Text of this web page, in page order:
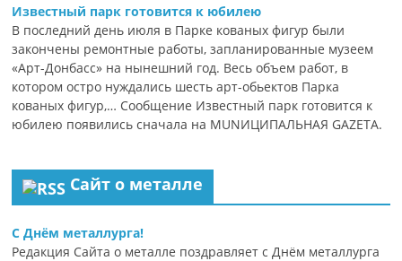
Известный парк готовится к юбилею
В последний день июля в Парке кованых фигур были
закончены ремонтные работы, запланированные музеем
«Арт-Донбасс» на нынешний год. Весь объем работ, в
котором остро нуждались шесть арт-обьектов Парка
кованых фигур,… Сообщение Известный парк готовится к
юбилею появились сначала на MUNИЦИПАЛЬНАЯ GAZЕТА.
Сайт о металле
С Днём металлурга!
Редакция Сайта о металле поздравляет с Днём металлурга